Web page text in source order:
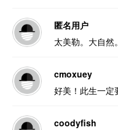
匿名用户
太美勒。大自然。
cmoxuey
好美！此生一定
coodyfish